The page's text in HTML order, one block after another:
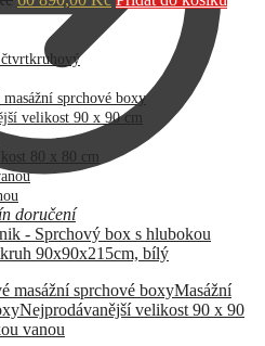
cena
byla:
73
cena
890,00 Kč.
sprchové boxy
velikost 90 x 90 cm
80 x 80 cm
doručení
masážní sprchové boxyMasážní
Nejprodávanější velikost 90 x 90
vanou